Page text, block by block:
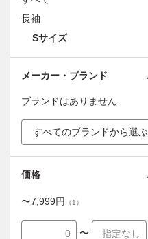
長袖
Sサイズ
メーカー・ブランド
ブランドはありません
すべてのブランドから選ぶ
価格
〜7,999円 （1 ）
〜